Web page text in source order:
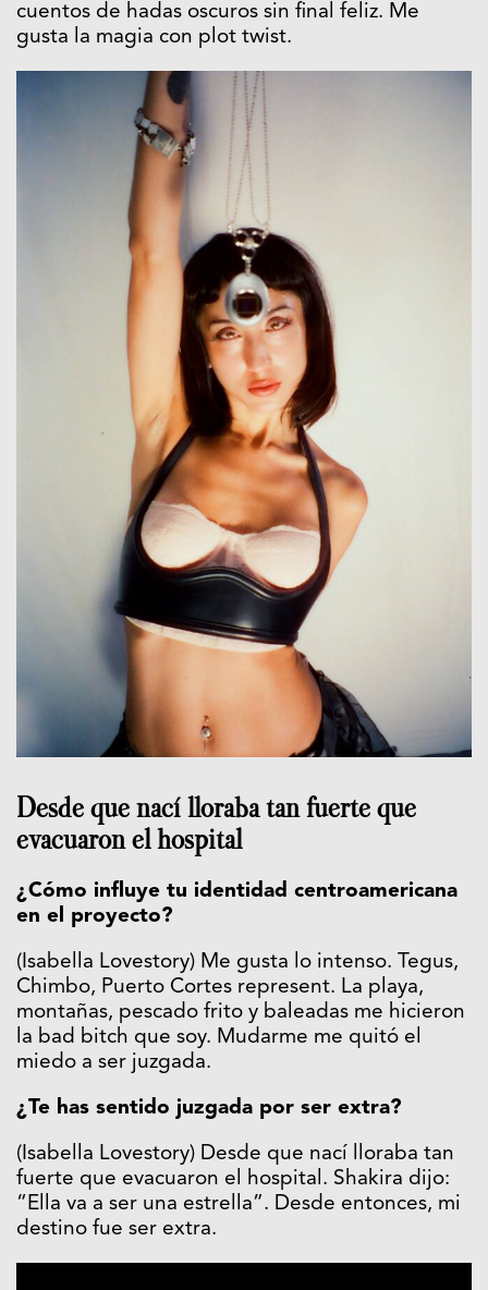
cuentos de hadas oscuros sin final feliz. Me
gusta la magia con plot twist.
Desde que nací lloraba tan fuerte que
evacuaron el hospital
¿Cómo influye tu identidad centroamericana
en el proyecto?
(Isabella Lovestory) Me gusta lo intenso. Tegus,
Chimbo, Puerto Cortes represent. La playa,
montañas, pescado frito y baleadas me hicieron
la bad bitch que soy. Mudarme me quitó el
miedo a ser juzgada.
¿Te has sentido juzgada por ser extra?
(Isabella Lovestory) Desde que nací lloraba tan
fuerte que evacuaron el hospital. Shakira dijo:
“Ella va a ser una estrella”. Desde entonces, mi
destino fue ser extra.